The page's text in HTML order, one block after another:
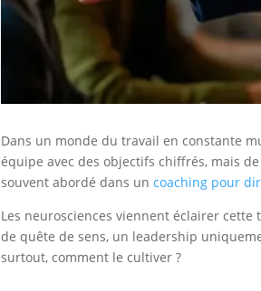
Dans un monde du travail en constante
équipe avec des objectifs chiffrés, mais
souvent abordé dans uncoaching pour
Les neurosciences viennent éclairer
de quête de sens, un leadership
surtout, comment le cultiver ?